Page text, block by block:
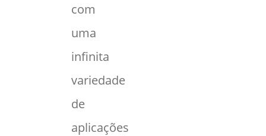
com
uma
infinita
variedade
de
aplicações